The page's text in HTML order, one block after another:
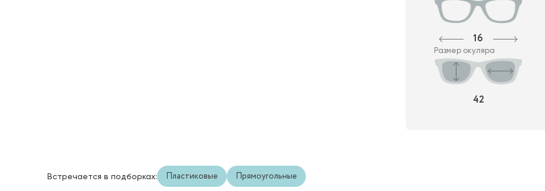
16
Размер окуляра
42
Встречается в подборках: Пластиковые Прямоугольные